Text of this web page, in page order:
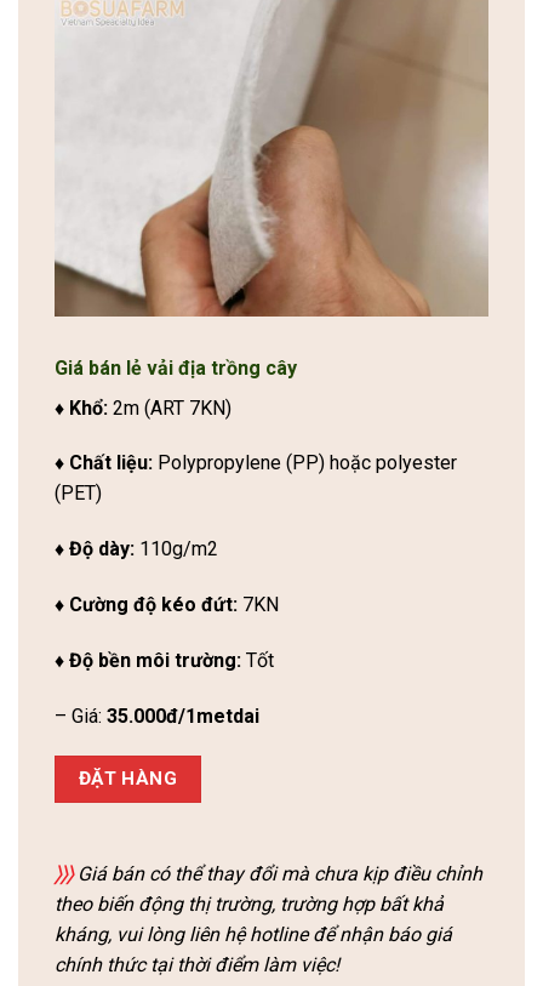
Giá bán lẻ vải địa trồng cây
♦ Khổ: 2m (ART 7KN)
♦ Chất liệu: Polypropylene (PP) hoặc polyester
(PET)
♦ Độ dày: 110g/m2
♦ Cường độ kéo đứt: 7KN
♦ Độ bền môi trường: Tốt
– Giá: 35.000đ/1metdai
ĐẶT HÀNG
〉〉〉Giá bán có thể thay đổi mà chưa kịp điều chỉnh
theo biến động thị trường, trường hợp bất khả
kháng, vui lòng liên hệ hotline để nhận báo giá
chính thức tại thời điểm làm việc!